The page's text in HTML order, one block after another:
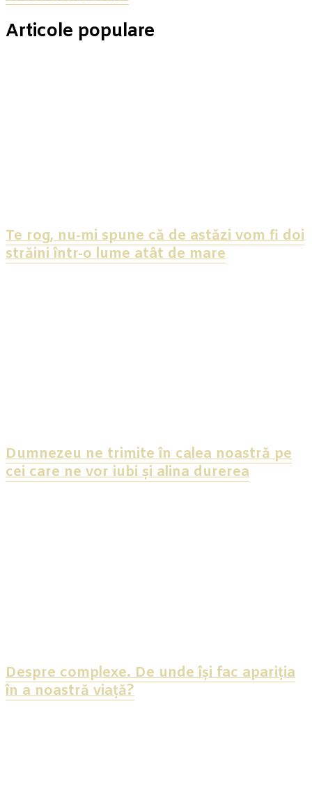
Articole populare
Te rog, nu-mi spune că de astăzi vom fi doi
străini într-o lume atât de mare
Dumnezeu ne trimite în calea noastră pe
cei care ne vor iubi și alina durerea
Despre complexe. De unde își fac apariția
în a noastră viață?